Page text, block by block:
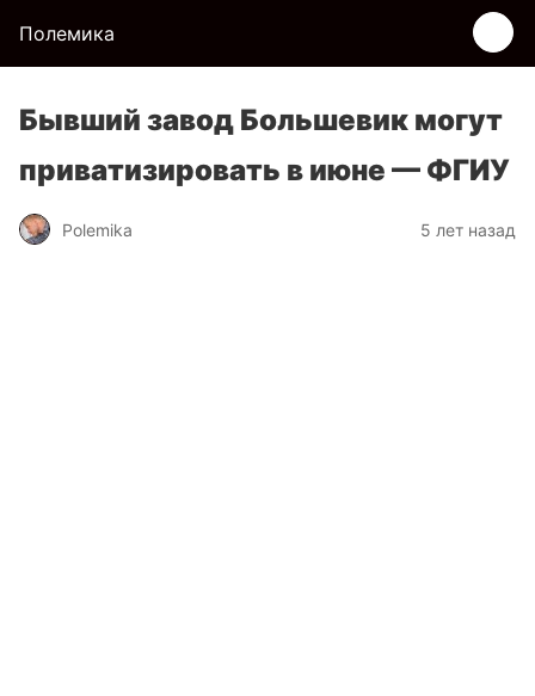
Полемика
Бывший завод Большевик могут
приватизировать в июне — ФГИУ
Polemika 5 лет назад